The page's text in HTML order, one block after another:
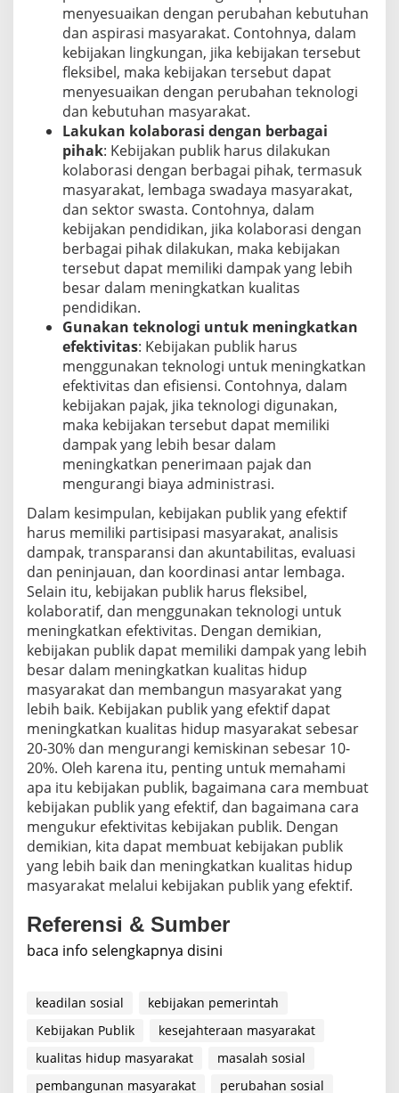
menyesuaikan dengan perubahan kebutuhan
dan aspirasi masyarakat. Contohnya, dalam
kebijakan lingkungan, jika kebijakan tersebut
fleksibel, maka kebijakan tersebut dapat
menyesuaikan dengan perubahan teknologi
dan kebutuhan masyarakat.
Lakukan kolaborasi dengan berbagai
pihak: Kebijakan publik harus dilakukan
kolaborasi dengan berbagai pihak, termasuk
masyarakat, lembaga swadaya masyarakat,
dan sektor swasta. Contohnya, dalam
kebijakan pendidikan, jika kolaborasi dengan
berbagai pihak dilakukan, maka kebijakan
tersebut dapat memiliki dampak yang lebih
besar dalam meningkatkan kualitas
pendidikan.
Gunakan teknologi untuk meningkatkan
efektivitas: Kebijakan publik harus
menggunakan teknologi untuk meningkatkan
efektivitas dan efisiensi. Contohnya, dalam
kebijakan pajak, jika teknologi digunakan,
maka kebijakan tersebut dapat memiliki
dampak yang lebih besar dalam
meningkatkan penerimaan pajak dan
mengurangi biaya administrasi.
Dalam kesimpulan, kebijakan publik yang efektif
harus memiliki partisipasi masyarakat, analisis
dampak, transparansi dan akuntabilitas, evaluasi
dan peninjauan, dan koordinasi antar lembaga.
Selain itu, kebijakan publik harus fleksibel,
kolaboratif, dan menggunakan teknologi untuk
meningkatkan efektivitas. Dengan demikian,
kebijakan publik dapat memiliki dampak yang lebih
besar dalam meningkatkan kualitas hidup
masyarakat dan membangun masyarakat yang
lebih baik. Kebijakan publik yang efektif dapat
meningkatkan kualitas hidup masyarakat sebesar
20-30% dan mengurangi kemiskinan sebesar 10-
20%. Oleh karena itu, penting untuk memahami
apa itu kebijakan publik, bagaimana cara membuat
kebijakan publik yang efektif, dan bagaimana cara
mengukur efektivitas kebijakan publik. Dengan
demikian, kita dapat membuat kebijakan publik
yang lebih baik dan meningkatkan kualitas hidup
masyarakat melalui kebijakan publik yang efektif.
Referensi & Sumber
baca info selengkapnya disini
keadilan sosial
kebijakan pemerintah
Kebijakan Publik
kesejahteraan masyarakat
kualitas hidup masyarakat
masalah sosial
pembangunan masyarakat
perubahan sosial